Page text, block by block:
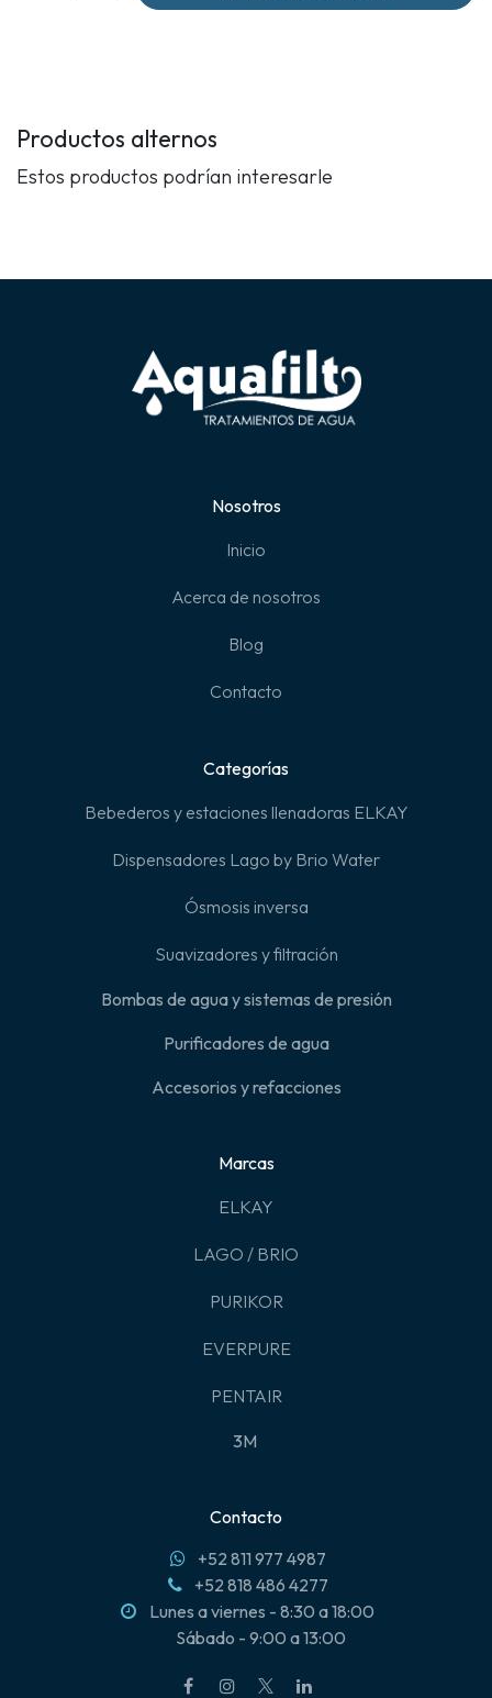
Productos alternos
Estos productos podrían interesarle
Nosotros
Inicio
Acerca de nosotros
Blog
Contacto
Marcas
ELKAY
LAGO / BRIO
PURIKOR
EVERPURE
PENTAIR
3M
Categorías
Bebederos y estaciones llenadoras ELKAY
Dispensadores Lago by Brio Water
Ósmosis inversa
Suavizadores y filtración
Bombas de agua y sistemas de presión
Purificadores de agua
Accesorios y refacciones
Contacto
+52 811 977 4987
+52 818 486 4277
Lunes a viernes - 8:30 a 18:00
Sábado - 9:00 a 13:00